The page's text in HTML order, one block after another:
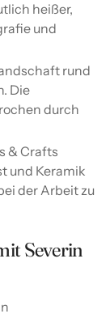
heißer,
und
rund
Die
durch
& Crafts
und Keramik
der Arbeit zu
Severin